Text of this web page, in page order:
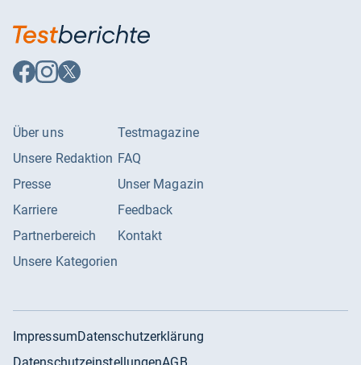
Auf
Facebook
Auf
Instagram
Auf
X
Über uns
Unsere Redaktion
Presse
Karriere
Partnerbereich
Unsere Kategorien
Testmagazine
FAQ
Unser Magazin
Feedback
Kontakt
ImpressumDatenschutzerklärung